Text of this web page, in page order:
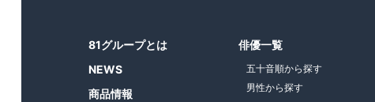
81グループとは
NEWS
商品情報
俳優一覧
五十音順から探す
男性から探す